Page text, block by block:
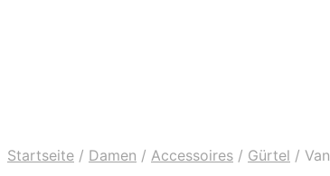
Startseite / Damen / Accessoires / Gürtel /